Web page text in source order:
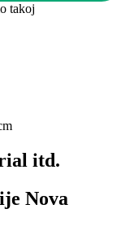
takoj
itd.
Nova